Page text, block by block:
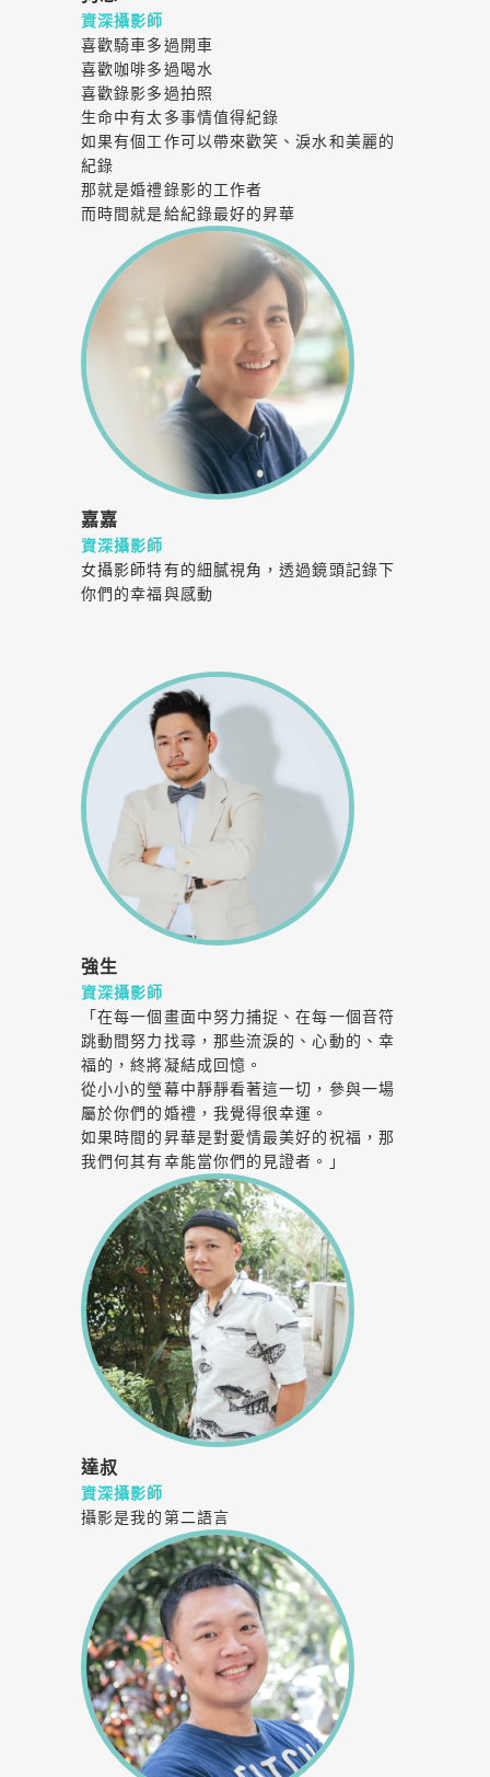
資深攝影師
喜歡騎車多過開車
喜歡咖啡多過喝水
喜歡錄影多過拍照
生命中有太多事情值得紀錄
如果有個工作可以帶來歡笑、淚水和美麗的
紀錄
那就是婚禮錄影的工作者
而時間就是給紀錄最好的昇華
嘉嘉
資深攝影師
女攝影師特有的細膩視角，透過鏡頭記錄下
你們的幸福與感動
強生
資深攝影師
「在每一個畫面中努力捕捉、在每一個音符
跳動間努力找尋，那些流淚的、心動的、幸
福的，終將凝結成回憶。
從小小的瑩幕中靜靜看著這一切，參與一場
屬於你們的婚禮，我覺得很幸運。
如果時間的昇華是對愛情最美好的祝福，那
我們何其有幸能當你們的見證者。」
達叔
資深攝影師
攝影是我的第二語言